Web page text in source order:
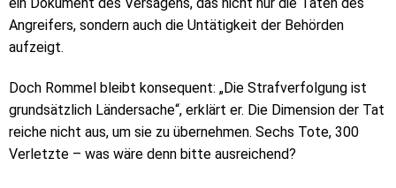
Angreifers, sondern auch die Untätigkeit der Behörden
aufzeigt.
Doch Rommel bleibt konsequent: „Die Strafverfolgung ist
grundsätzlich Ländersache“, erklärt er. Die Dimension der Tat
reiche nicht aus, um sie zu übernehmen. Sechs Tote, 300
Verletzte – was wäre denn bitte ausreichend?